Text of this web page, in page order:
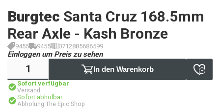
Burgtec Santa Cruz 168.5mm
Rear Axle - Kash Bronze
9455 9455 0712885686599
Einloggen um Preis zu sehen
In den Warenkorb
Sofort verfügbar
Versand
Sofort abholbar
Abholung The Epic Shop